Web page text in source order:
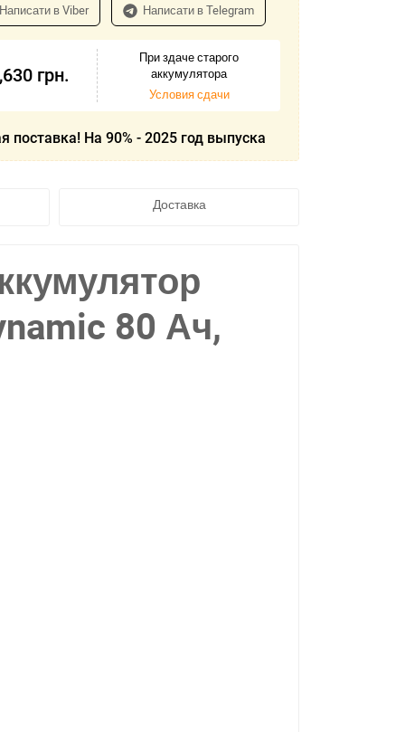
Написати в Viber Написати в Telegram
грн.
При здаче старого
аккумулятора
Условия сдачи
поставка! На 90% - 2025 год выпуска
Доставка
80 Ач,